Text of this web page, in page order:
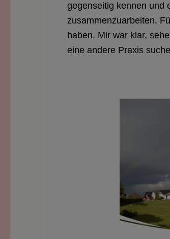
gegenseitig kennen und
zusammenzuarbeiten.
haben. Mir war klar,
eine andere Praxis